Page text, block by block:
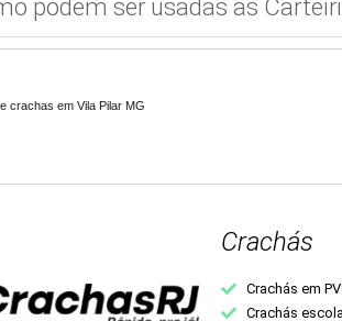
podem ser usadas as
crachas em Vila Pilar MG
Crachás
Crachás em
Crachás